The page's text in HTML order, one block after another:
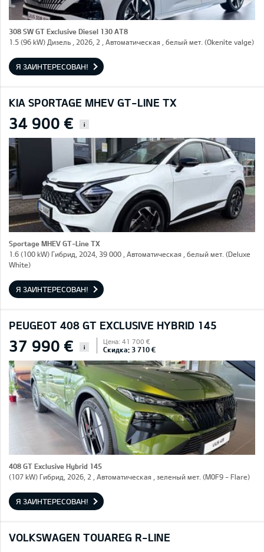
308 SW GT Exclusive Diesel 130 AT8
1.5 (96 kW) Дизель , 2026, 2 , Автоматическая , белый мет. (Okenite valge)
Я ЗАИНТЕРЕСОВАН!
KIA SPORTAGE MHEV GT-LINE TX
34 900 € i
Sportage MHEV GT-Line TX
1.6 (100 kW) Гибрид, 2024, 39 000 , Автоматическая , белый мет. (Deluxe
White)
Я ЗАИНТЕРЕСОВАН!
PEUGEOT 408 GT EXCLUSIVE HYBRID 145
37 990 € i
Цена: 41 700 €
Скидка: 3 710 €
408 GT Exclusive Hybrid 145
(107 kW) Гибрид, 2026, 2 , Автоматическая , зеленый мет. (M0F9 - Flare)
Я ЗАИНТЕРЕСОВАН!
VOLKSWAGEN TOUAREG R-LINE